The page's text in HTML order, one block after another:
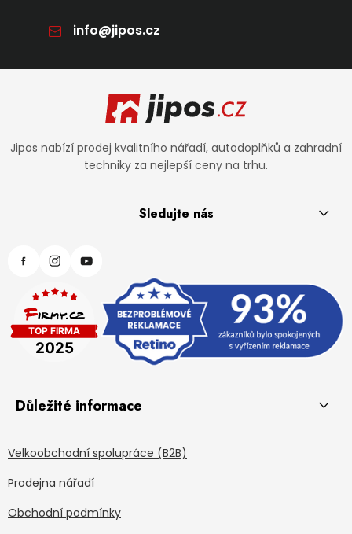
info@jipos.cz
Jipos nabízí prodej kvalitního nářadí, autodoplňků a zahradní
techniky za nejlepší ceny na trhu.
Sledujte nás
Důležité informace
Velkoobchodní spolupráce (B2B)
Prodejna nářadí
Obchodní podmínky